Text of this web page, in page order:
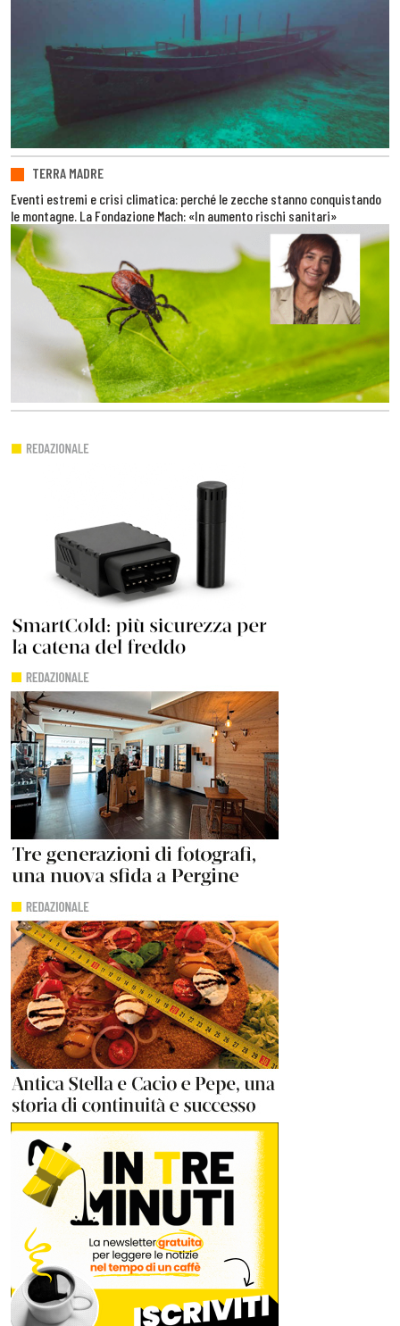
TERRA MADRE
Eventi estremi e crisi climatica: perché le zecche stanno conquistando
le montagne. La Fondazione Mach: «In aumento rischi sanitari»